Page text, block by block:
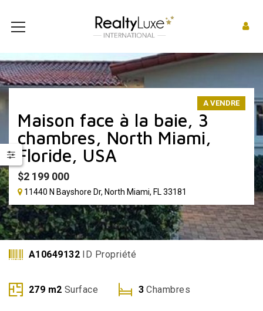
A VENDRE
Maison face à la baie, 3
chambres, North Miami,
Floride, USA
$2 199 000
11440 N Bayshore Dr, North Miami, FL 33181
A10649132 ID Propriété
279 m2 Surface 3 Chambres